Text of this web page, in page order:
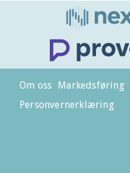
Om oss Markedsføring
Personvernerklæring